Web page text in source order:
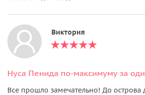
Виктория
Все прошло замечательно! До острова